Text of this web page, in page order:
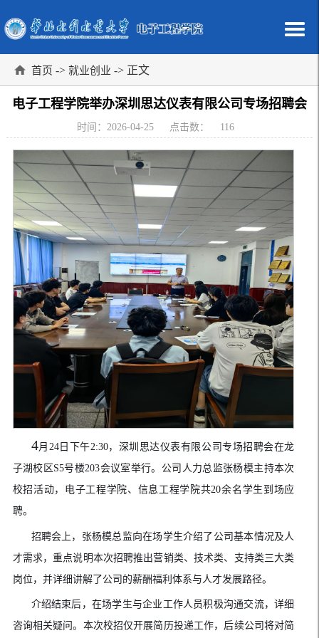
首页 -> 就业创业 -> 正文
电子工程学院举办深圳思达仪表有限公司专场招聘会
时间：2026-04-25 点击数： 116
4月 24日下午2:30，深圳思达仪表有限公司专场招聘会在龙
子湖校区 S5号楼203会议室举行。公司人力总监张杨模主持本次
校招活动，电子工程学院、信息工程学院共20余名学生到场应
聘。
招聘会上，张杨模总监向在场学生介绍了公司基本情况及人
才需求，重点说明本次招聘推出营销类、技术类、支持类三大类
岗位，并详细讲解了公司的薪酬福利体系与人才发展路径。
介绍结束后，在场学生与企业工作人员积极沟通交流，详细
咨询相关疑问。本次校招仅开展简历投递工作，后续公司将对简